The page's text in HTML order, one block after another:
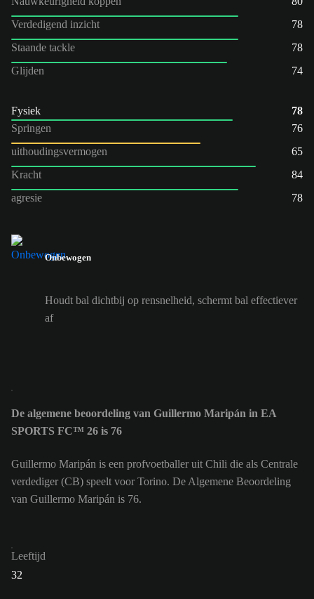
Verdedigend inzicht
78
Staande tackle
78
Glijden
74
Fysiek
78
Springen
76
uithoudingsvermogen
65
Kracht
84
agresie
78
Onbewogen
Houdt bal dichtbij op rensnelheid, schermt bal effectiever
af
De algemene beoordeling van Guillermo Maripán in EA
SPORTS FC™ 26 is 76
Guillermo Maripán is een profvoetballer uit Chili die als Centrale
verdediger (CB) speelt voor Torino. De Algemene Beoordeling
van Guillermo Maripán is 76.
Leeftijd
32